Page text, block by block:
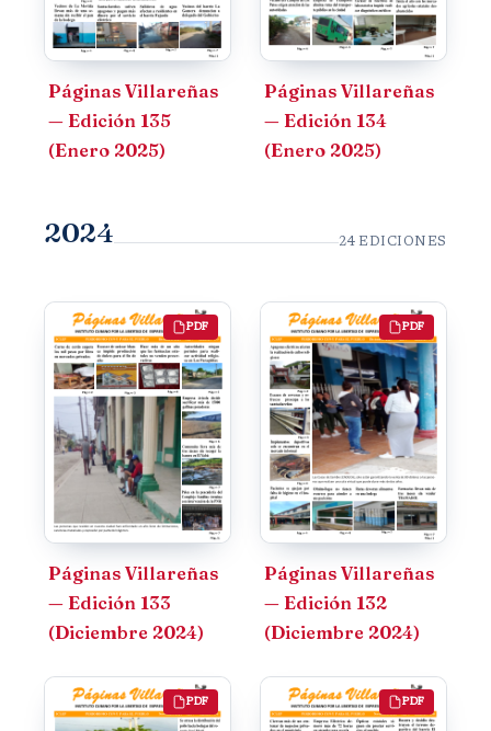
Páginas Villareñas
— Edición 135
(Enero 2025)
Páginas Villareñas
— Edición 134
(Enero 2025)
2024 24 EDICIONES
PDF
Páginas Villareñas
— Edición 133
(Diciembre 2024)
PDF
Páginas Villareñas
— Edición 132
(Diciembre 2024)
PDF PDF